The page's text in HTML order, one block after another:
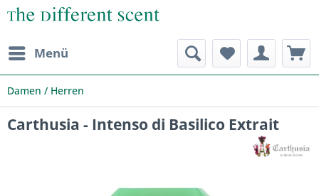
Menü
Damen / Herren
Carthusia - Intenso di Basilico Extrait